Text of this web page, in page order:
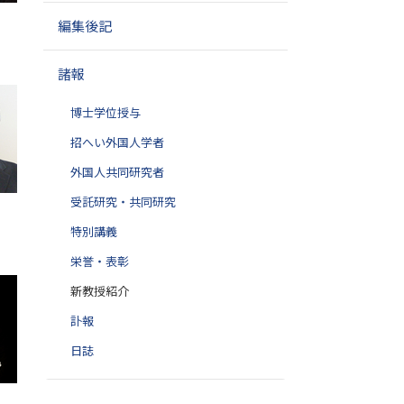
編集後記
諸報
博士学位授与
招へい外国人学者
外国人共同研究者
受託研究・共同研究
特別講義
栄誉・表彰
新教授紹介
訃報
日誌